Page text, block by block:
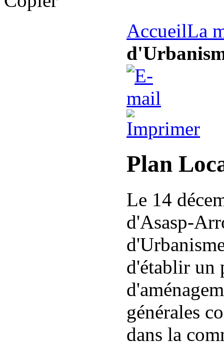
AccueilLa
Plan
Le 14
d'Asasp-
d'établir un
générales
dans la